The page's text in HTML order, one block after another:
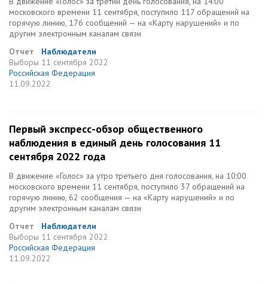
московского времени 11 сентября, поступило 117 обращений на
горячую линию, 176 сообщений — на «Карту нарушений» и по
другим электронным каналам связи
Отчет
Наблюдатели
Выборы 11 сентября 2022
Российская Федерация
11.09.2022
Первый экспресс-обзор общественного
наблюдения в единый день голосования 11
сентября 2022 года
В движение «Голос» за утро третьего дня голосования, на 10:00
московского времени 11 сентября, поступило 37 обращений на
горячую линию, 62 сообщения — на «Карту нарушений» и по
другим электронным каналам связи
Отчет
Наблюдатели
Выборы 11 сентября 2022
Российская Федерация
11.09.2022